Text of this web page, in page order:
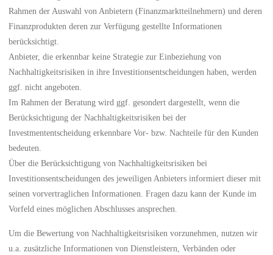
Rahmen der Auswahl von Anbietern (Finanzmarktteilnehmern) und deren
Finanzprodukten deren zur Verfügung gestellte Informationen
berücksichtigt.
Anbieter, die erkennbar keine Strategie zur Einbeziehung von
Nachhaltigkeitsrisiken in ihre Investitionsentscheidungen haben, werden
ggf. nicht angeboten.
Im Rahmen der Beratung wird ggf. gesondert dargestellt, wenn die
Berücksichtigung der Nachhaltigkeitsrisiken bei der
Investmententscheidung erkennbare Vor- bzw. Nachteile für den Kunden
bedeuten.
Über die Berücksichtigung von Nachhaltigkeitsrisiken bei
Investitionsentscheidungen des jeweiligen Anbieters informiert dieser mit
seinen vorvertraglichen Informationen. Fragen dazu kann der Kunde im
Vorfeld eines möglichen Abschlusses ansprechen.
Um die Bewertung von Nachhaltigkeitsrisiken vorzunehmen, nutzen wir
u.a. zusätzliche Informationen von Dienstleistern, Verbänden oder